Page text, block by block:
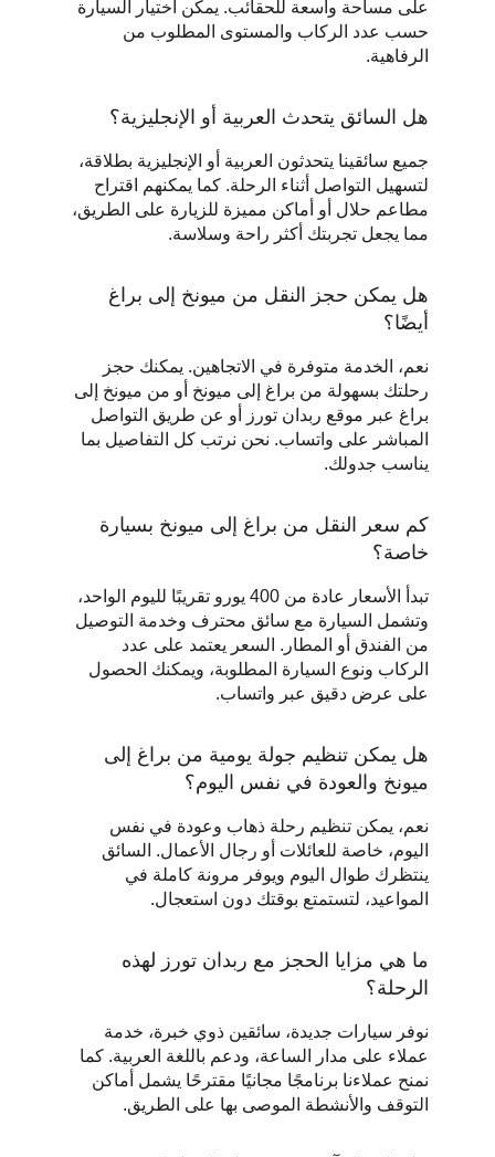
على مساحة واسعة للحقائب. يمكن اختيار السيارة
حسب عدد الركاب والمستوى المطلوب من
الرفاهية.
هل السائق يتحدث العربية أو الإنجليزية؟
جميع سائقينا يتحدثون العربية أو الإنجليزية بطلاقة،
لتسهيل التواصل أثناء الرحلة. كما يمكنهم اقتراح
مطاعم حلال أو أماكن مميزة للزيارة على الطريق،
مما يجعل تجربتك أكثر راحة وسلاسة.
هل يمكن حجز النقل من ميونخ إلى براغ
أيضًا؟
نعم، الخدمة متوفرة في الاتجاهين. يمكنك حجز
رحلتك بسهولة من براغ إلى ميونخ أو من ميونخ إلى
براغ عبر موقع ربدان تورز أو عن طريق التواصل
المباشر على واتساب. نحن نرتب كل التفاصيل بما
يناسب جدولك.
كم سعر النقل من براغ إلى ميونخ بسيارة
خاصة؟
تبدأ الأسعار عادة من 400 يورو تقريبًا لليوم الواحد،
وتشمل السيارة مع سائق محترف وخدمة التوصيل
من الفندق أو المطار. السعر يعتمد على عدد
الركاب ونوع السيارة المطلوبة، ويمكنك الحصول
على عرض دقيق عبر واتساب.
هل يمكن تنظيم جولة يومية من براغ إلى
ميونخ والعودة في نفس اليوم؟
نعم، يمكن تنظيم رحلة ذهاب وعودة في نفس
اليوم، خاصة للعائلات أو رجال الأعمال. السائق
ينتظرك طوال اليوم ويوفر مرونة كاملة في
المواعيد، لتستمتع بوقتك دون استعجال.
ما هي مزايا الحجز مع ربدان تورز لهذه
الرحلة؟
نوفر سيارات جديدة، سائقين ذوي خبرة، خدمة
عملاء على مدار الساعة، ودعم باللغة العربية. كما
نمنح عملاءنا برنامجًا مجانيًا مقترحًا يشمل أماكن
التوقف والأنشطة الموصى بها على الطريق.